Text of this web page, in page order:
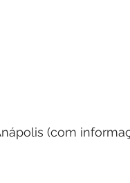
(com